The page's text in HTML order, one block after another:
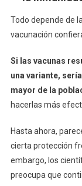
Todo depende de
vacunación
Si las vacunas
una variante,
mayor de la
hacerlas más
Hasta ahora,
cierta protección
embargo, los
preocupa que